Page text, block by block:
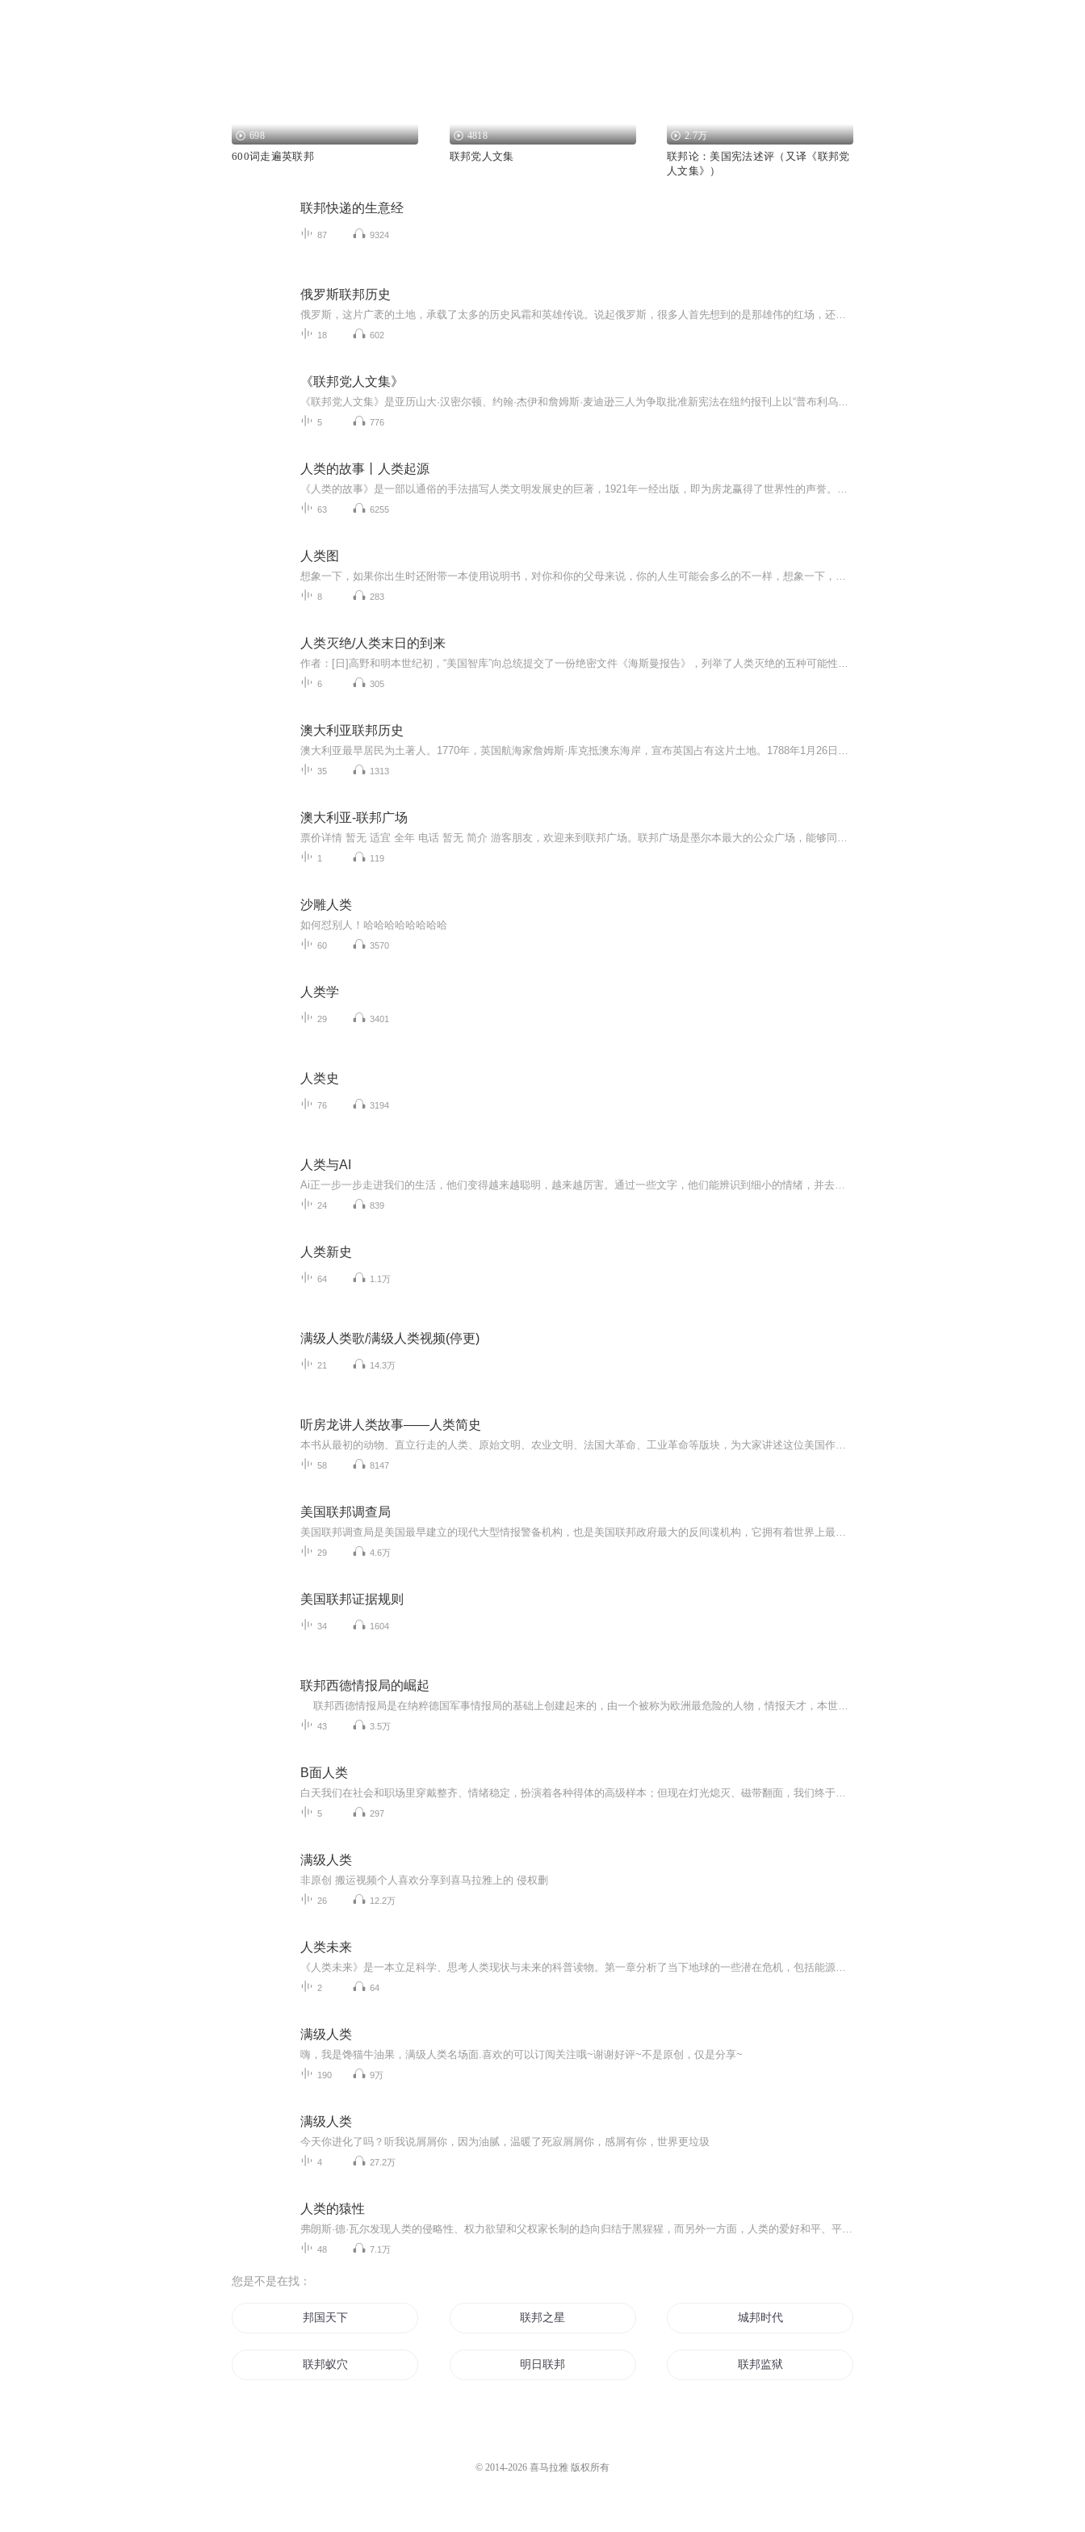
698
600词走遍英联邦
4818
联邦党人文集
2.7万
联邦论：美国宪法述评（又译《联邦党
人文集》）
联邦快递的生意经
87 9324
俄罗斯联邦历史
俄罗斯，这片广袤的土地，承载了太多的历史风霜和英雄传说。说起俄罗斯，很多人首先想到的是那雄伟的红场，还有冬天里白茫茫一片的莫斯科街头，那种冷冽中带着坚毅的气质，简直就是俄罗斯精神的写照。想当初，那斯拉夫部落在这片土地上生根发芽，一代代传...
18 602
《联邦党人文集》
《联邦党人文集》是亚历山大·汉密尔顿、约翰·杰伊和詹姆斯·麦迪逊三人为争取批准新宪法在纽约报刊上以“普布利乌斯”为笔名而发表的一系列的宪法论文，[1]首次整理结集出版于1788年。《联邦党人文集》的文章主要讨论了六个主题：联邦的作用，共14篇文章...
5 776
人类的故事丨人类起源
《人类的故事》是一部以通俗的手法描写人类文明发展史的巨著，1921年一经出版，即为房龙赢得了世界性的声誉。该书一度被美国中学选为历史教科书，还曾获得美国最著名的儿童文学奖“纽伯瑞奖”，在全世界有近百个版本，仅美国销量就高达一千多万册。从人类...
63 6255
人类图
想象一下，如果你出生时还附带一本使用说明书，对你和你的父母来说，你的人生可能会多么的不一样，想象一下，如果你小时候被鼓励于内在深处的某个部分连接会是怎样的感觉？那个部分总是知道你什么适合你什么不适合你那是一个你可以信任的地方，无论你在生...
8 283
人类灭绝/人类末日的到来
作者：[日]高野和明本世纪初，“美国智库”向总统提交了一份绝密文件《海斯曼报告》，列举了人类灭绝的五种可能性。除了核战、超级病毒，其中有一种，是出现智慧凌驾于人类的新物种。如今预言成真，足以毁灭人类的新生物果然在非洲出现。一切生物中，只有...
6 305
澳大利亚联邦历史
澳大利亚最早居民为土著人。1770年，英国航海家詹姆斯·库克抵澳东海岸，宣布英国占有这片土地。1788年1月26日，英开始在澳建立殖民地，后来这一天被定为澳大利亚国庆日。1900年7月，英议会通过“澳大利亚联邦宪法”和“不列颠自治领条例”。1901年1月1日...
35 1313
澳大利亚-联邦广场
票价详情 暂无 适宜 全年 电话 暂无 简介 游客朋友，欢迎来到联邦广场。联邦广场是墨尔本最大的公众广场，能够同时容纳1万5千人。联邦广场的建筑风格独特，颜色与格调洋溢着浓厚的澳大利亚土著文化色彩，体现着澳大利亚国民对源远流长的土著文化和土著居民...
1 119
沙雕人类
如何怼别人！哈哈哈哈哈哈哈哈
60 3570
人类学
29 3401
人类史
76 3194
人类与AI
Ai正一步一步走进我们的生活，他们变得越来越聪明，越来越厉害。通过一些文字，他们能辨识到细小的情绪，并去做出出乎意料的回复。我竟开始渴望，什么时候ai机器人会真正走入我们的生活？
24 839
人类新史
64 1.1万
满级人类歌/满级人类视频(停更)
21 14.3万
听房龙讲人类故事——人类简史
本书从最初的动物、直立行走的人类、原始文明、农业文明、法国大革命、工业革命等版块，为大家讲述这位美国作家眼中的人类发展史。
58 8147
美国联邦调查局
美国联邦调查局是美国最早建立的现代大型情报警备机构，也是美国联邦政府最大的反间谍机构，它拥有着世界上最先进的犯罪侦破技术实验室和先进的调查侦破手段。它一方面因屡破知名大案要案而被美国公众视为英雄的机构，一方面又由于其一贯的违法手段而饱受垢病，近年来更因为内部的丑闻迭起而被外界给予猛烈抨击。
29 4.6万
美国联邦证据规则
34 1604
联邦西德情报局的崛起
联邦西德情报局是在纳粹德国军事情报局的基础上创建起来的，由一个被称为欧洲最危险的人物，情报天才，本世纪具有不可思议力量的间谍隐身人领导，从建立之初便与民主德国情报局的领导人谍报大师隐面人展开了冷酷无情的搏杀，最终······
43 3.5万
B面人类
白天我们在社会和职场里穿戴整齐、情绪稳定，扮演着各种得体的高级样本；但现在灯光熄灭、磁带翻面，我们终于可以回到后台，卸下妆容，聊聊那些荒谬的、好笑的、但无比真实的B面生活。
5 297
满级人类
非原创 搬运视频个人喜欢分享到喜马拉雅上的 侵权删
26 12.2万
人类未来
《人类未来》是一本立足科学、思考人类现状与未来的科普读物。第一章分析了当下地球的一些潜在危机，包括能源、核威胁、气候变化等；第二章以当下科技发展为根据，预言生物技术、网络技术、人工智能等将对人类未来产生的改变及风险；第三章从地球和人类转...
2 64
满级人类
嗨，我是馋猫牛油果，满级人类名场面.喜欢的可以订阅关注哦~谢谢好评~不是原创，仅是分享~
190 9万
满级人类
今天你进化了吗？听我说屑屑你，因为油腻，温暖了死寂屑屑你，感屑有你，世界更垃圾
4 27.2万
人类的猿性
弗朗斯·德·瓦尔发现人类的侵略性、权力欲望和父权家长制的趋向归结于黑猩猩，而另外一方面，人类的爱好和平、平等主义和雌性权制的品行则因归于倭黑猩猩。通过将人性中最具有煽动性的方面——权力、性欲暴行、善意和道德——与猩猩的行为进行比较，作者为我们认识人性的现实与生物的二重性提供了一个新的视角。
48 7.1万
您是不是在找：
邦国天下 联邦之星 城邦时代
联邦蚁穴 明日联邦 联邦监狱
© 2014-2026 喜马拉雅 版权所有